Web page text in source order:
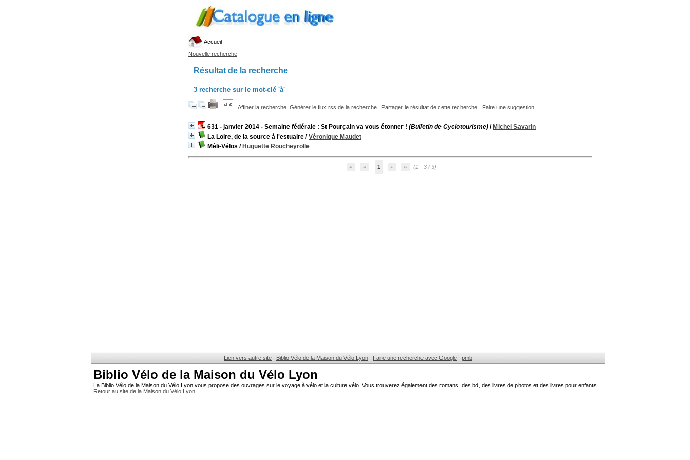
Accueil
Nouvelle recherche
Résultat de la recherche
3 recherche sur le mot-clé 'à'
Affiner la recherche Générer le flux rss de la recherche Partager le résultat de cette recherche Faire une suggestion
631 - janvier 2014 - Semaine fédérale : St Pourçain va vous étonner ! (Bulletin de Cyclotourisme) / Michel Savarin
La Loire, de la source à l'estuaire /Véronique Maudet
Méli-Vélos / Huguette Roucheyrolle
1 (1 - 3 / 3)
Lien vers autre site Biblio Vélo de la Maison du Vélo Lyon Faire une recherche avec Google pmb
Biblio Vélo de la Maison du Vélo Lyon
La Biblio Vélo de la Maison du Vélo Lyon vous propose des ouvrages sur le voyage à vélo et la culture vélo. Vous trouverez également des romans, des bd, des livres de photos et des livres pour enfants.
Retour au site de la Maison du Vélo Lyon